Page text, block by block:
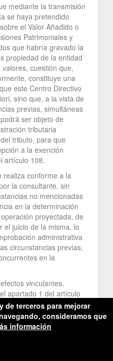
mediante la transmisión
se haya pretendido
el Valor Añadido o
Patrimoniales y
que habría gravado la
propiedad de la entidad
cuestión que,
constituye una
este Centro Directivo
sino que, a la vista de
previas, simultáneas
ser objeto de
tributaria
tributo, para que
a la exención
artículo 108.
realiza conforme a la
la consultante, sin
no mencionadas
en la determinación
proyectada, de
el juicio de la misma, lo
administrativa
circunstancias previas,
en la
vinculantes,
apartado 1 del artículo
diciembre, General
de terceros para mejorar
consideramos que
información